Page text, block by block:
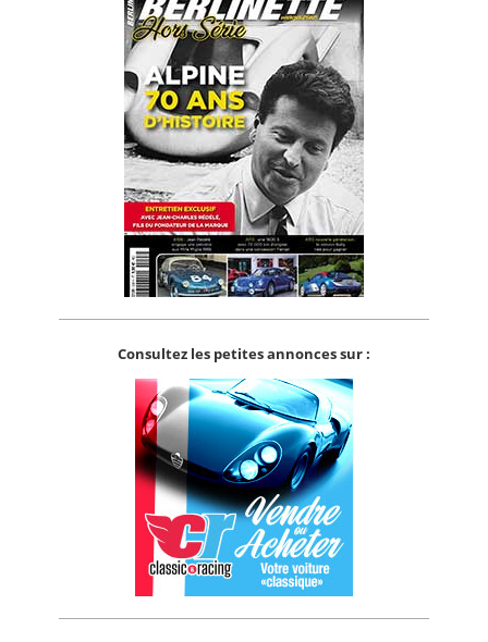
Consultez les petites annonces sur :